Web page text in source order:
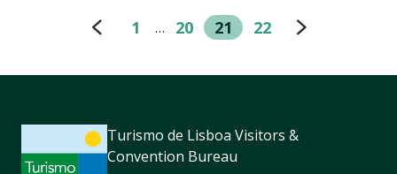
1 … 20 21 22
Turismo de Lisboa Visitors &
Convention Bureau